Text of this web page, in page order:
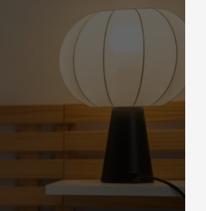
GRAND BUFFET